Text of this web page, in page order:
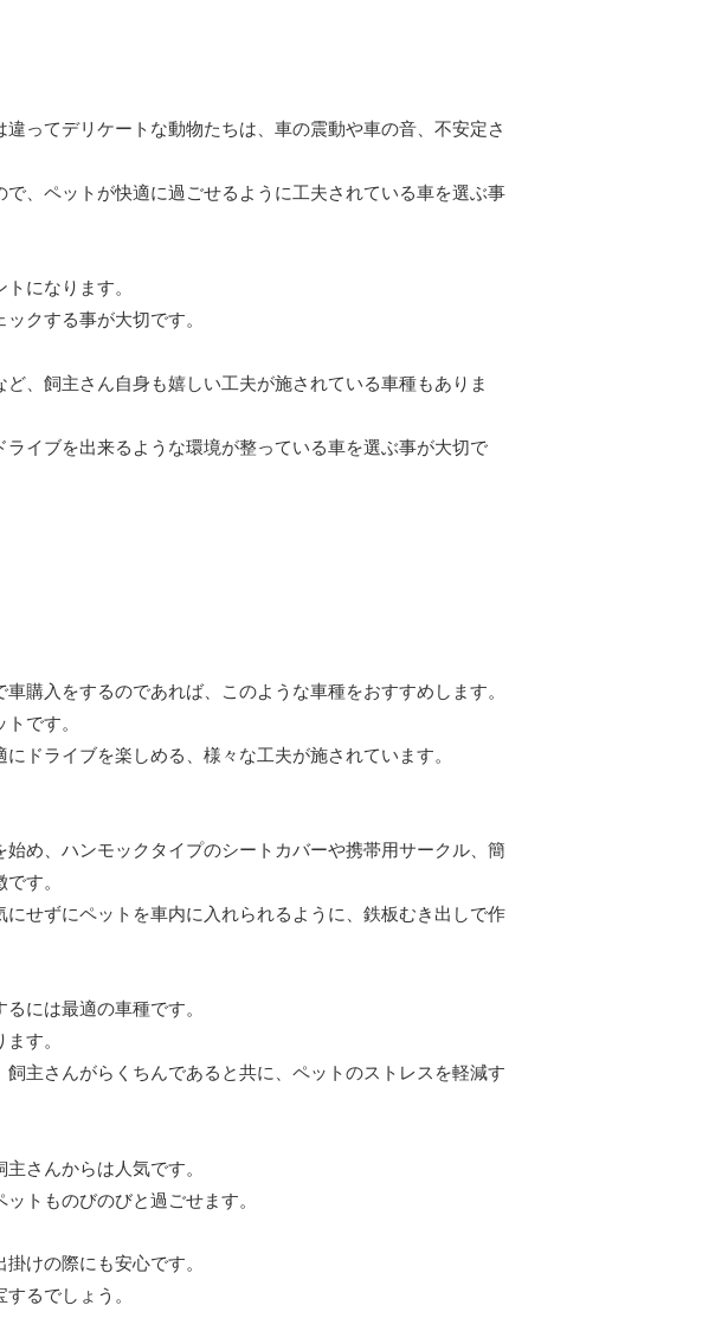
ってデリケートな動物たちは、車の震動や車の音、不安定さ
、ペットが快適に過ごせるように工夫されている車を選ぶ事
になります。
クする事が大切です。
、飼主さん自身も嬉しい工夫が施されている車種もありま
イブを出来るような環境が整っている車を選ぶ事が大切で
購入をするのであれば、このような車種をおすすめします。
です。
ドライブを楽しめる、様々な工夫が施されています。
め、ハンモックタイプのシートカバーや携帯用サークル、簡
す。
せずにペットを車内に入れられるように、鉄板むき出しで作
には最適の車種です。
す。
主さんがらくちんであると共に、ペットのストレスを軽減す
さんからは人気です。
トものびのびと過ごせます。
けの際にも安心です。
るでしょう。